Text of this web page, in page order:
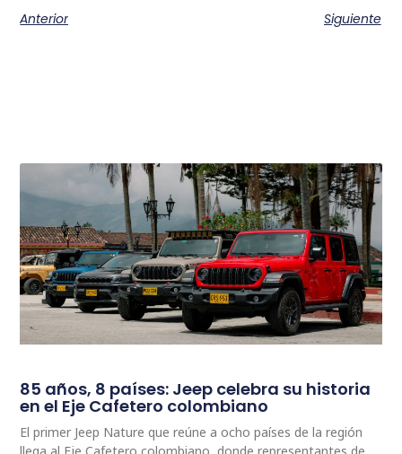
Anterior Siguiente
85 años, 8 países: Jeep celebra su historia
en el Eje Cafetero colombiano
El primer Jeep Nature que reúne a ocho países de la región
llega al Eje Cafetero colombiano, donde representantes de